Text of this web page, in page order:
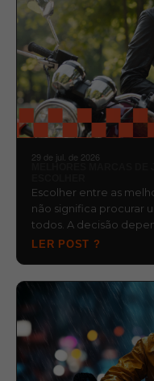
29 de jul. de 2026
Escolher entre as
não significa procurar
todos. A decisão
LER POST ?